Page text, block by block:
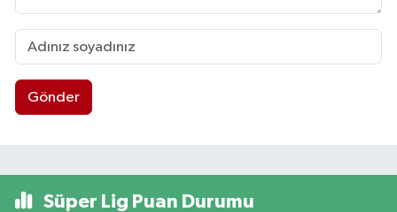
Gönder
Süper Lig Puan Durumu